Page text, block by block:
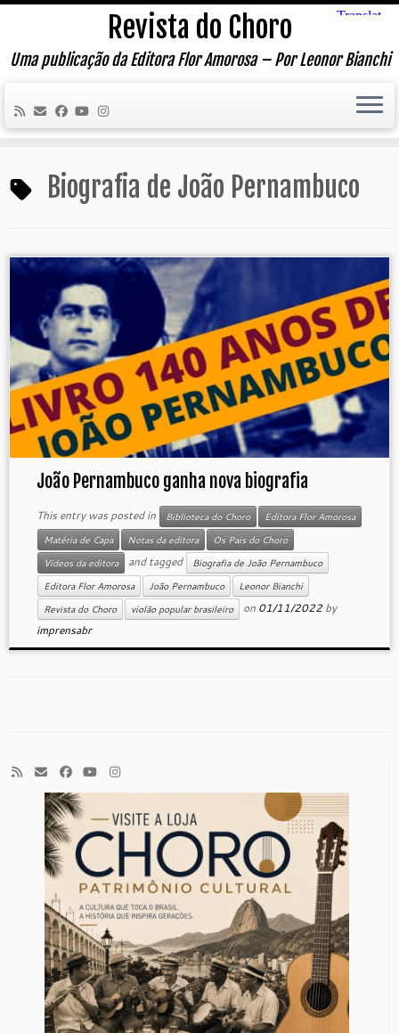
Skip
content
Revista do Choro
Uma publicação da Editora Flor Amorosa – Por Leonor Bianchi
Biografia de João Pernambuco
João Pernambuco ganha nova biografia
This entry was posted in Biblioteca do Choro
Editora Flor Amorosa
Matéria de Capa
Notas da editora
Os Pais do Choro
Vídeos da editora
and tagged
Biografia de João Pernambuco
Editora Flor Amorosa
João Pernambuco
Leonor Bianchi
Revista do Choro
violão popular brasileiro on 01/11/2022 by
imprensabr